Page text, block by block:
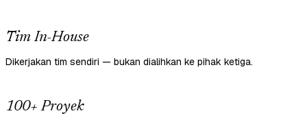
Tim In-House
Dikerjakan tim sendiri — bukan dialihkan ke pihak ketiga.
100+ Proyek